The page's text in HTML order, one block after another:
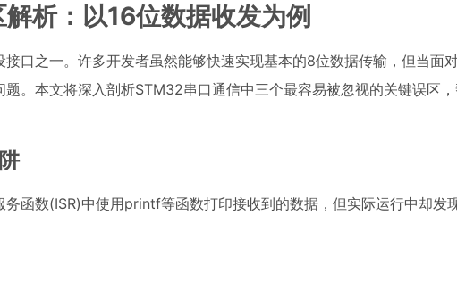
析：以16位数据收发为例
口之一。许多开发者虽然能够快速实现基本的8位数据传输，但当面
。本文将深入剖析STM32串口通信中三个最容易被忽视的关键误区
务函数(ISR)中使用printf等函数打印接收到的数据，但实际运行中却发